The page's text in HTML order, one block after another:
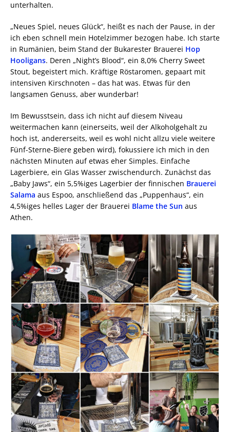
unterhalten.
„Neues Spiel, neues Glück“, heißt es nach der Pause, in der
ich eben schnell mein Hotelzimmer bezogen habe. Ich starte
in Rumänien, beim Stand der Bukarester Brauerei Hop
Hooligans. Deren „Night’s Blood“, ein 8,0% Cherry Sweet
Stout, begeistert mich. Kräftige Röstaromen, gepaart mit
intensiven Kirschnoten – das hat was. Etwas für den
langsamen Genuss, aber wunderbar!
Im Bewusstsein, dass ich nicht auf diesem Niveau
weitermachen kann (einerseits, weil der Alkoholgehalt zu
hoch ist, andererseits, weil es wohl nicht allzu viele weitere
Fünf-Sterne-Biere geben wird), fokussiere ich mich in den
nächsten Minuten auf etwas eher Simples. Einfache
Lagerbiere, ein Glas Wasser zwischendurch. Zunächst das
„Baby Jaws“, ein 5,5%iges Lagerbier der finnischen Brauerei
Salama aus Espoo, anschließend das „Puppenhaus“, ein
4,5%iges helles Lager der Brauerei Blame the Sun aus
Athen.